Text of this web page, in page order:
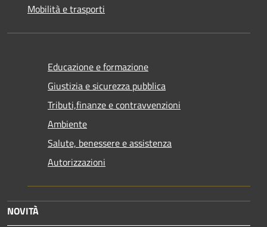
Mobilità e trasporti
Educazione e formazione
Giustizia e sicurezza pubblica
Tributi,finanze e contravvenzioni
Ambiente
Salute, benessere e assistenza
Autorizzazioni
NOVITÀ